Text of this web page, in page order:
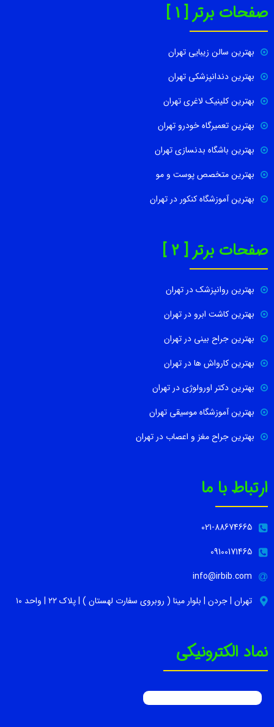
صفحات برتر [ 1 ]
بهترین سالن زیبایی تهران
بهترین دندانپزشکی تهران
بهترین کلینیک لاغری تهران
بهترین تعمیرگاه خودرو تهران
بهترین باشگاه بدنسازی تهران
بهترین متخصص پوست و مو
بهترین آموزشگاه کنکور در تهران
صفحات برتر [ 2 ]
بهترین روانپزشک در تهران
بهترین کاشت ابرو در تهران
بهترین جراح بینی در تهران
بهترین کارواش ها در تهران
بهترین دکتر اورولوژی در تهران
بهترین آموزشگاه موسیقی تهران
بهترین جراح مغز و اعصاب در تهران
ارتباط با ما
021-88674665
09100171465
info@irbib.com
تهران | جردن | بلوار مینا ( روبروی سفارت لهستان ) | پلاک ۲۲ | واحد ۱۰
نماد الکترونیکی